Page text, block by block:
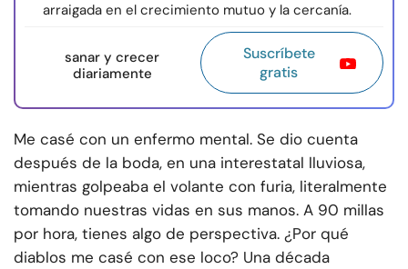
arraigada en el crecimiento mutuo y la cercanía.
sanar y crecer
diariamente
Suscríbete
gratis
Me casé con un enfermo mental. Se dio cuenta
después de la boda, en una interestatal lluviosa,
mientras golpeaba el volante con furia, literalmente
tomando nuestras vidas en sus manos. A 90 millas
por hora, tienes algo de perspectiva. ¿Por qué
diablos me casé con ese loco? Una década